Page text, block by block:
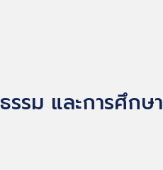
รม และการศึกษา